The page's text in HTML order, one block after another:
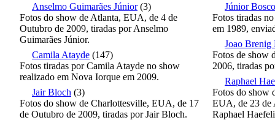
Anselmo Guimarães Júnior(3)
Fotos do show de Atlanta, EUA, de 4 de
Outubro de 2009, tiradas por Anselmo
Guimarães Júnior.
Camila Atayde (147)
Fotos tiradas por Camila Atayde no show
realizado em Nova Iorque em 2009.
Jair Bloch (3)
Fotos do show de Charlottesville, EUA, de 17
de Outubro de 2009, tiradas por Jair Bloch.
Júnior Bosco
Fotos tiradas
em 1989,
Joao Brenig
Fotos de show
2006, tiradas
Raphael
Fotos do show
EUA, de 23 de
Raphael